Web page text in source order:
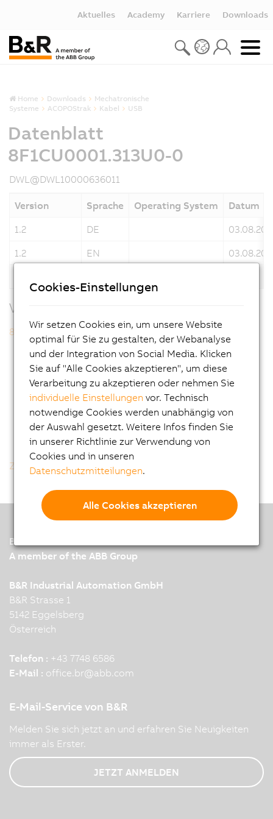
Aktuelles Academy Karriere Downloads
Home Downloads
Mechatronische
Systeme
ACOPOStrak Kabel USB
Datenblatt
8F1CU0001.313U0-0
DWL@DWL10000636011
Version Sprache Operating System
Datum
1.2
DE
1.2
EN
Verwandte Produkte
8F1CU0001.313U0-0
Zurück zur Gesamtliste
B&R
A member of the ABB Group
B&R Industrial Automation GmbH
B&R Strasse 1
5142 Eggelsberg
Österreich
Telefon : +43 7748 6586
E-Mail : office.br@abb.com
E-Mail-Service von B&R
Melden Sie sich jetzt an und erfahren Sie Neuigkeiten
immer als Erster.
JETZT ANMELDEN
Cookies-Einstellungen
Wir setzen Cookies ein, um unsere Website
optimal für Sie zu gestalten, der Webanalyse
und der Integration von Social Media. Klicken
Sie auf "Alle Cookies akzeptieren", um diese
Verarbeitung zu akzeptieren oder nehmen Sie
individuelle Einstellungen vor. Technisch
notwendige Cookies werden unabhängig von
der Auswahl gesetzt. Weitere Infos finden Sie
in unserer Richtlinie zur Verwendung von
Cookies und in unseren
Datenschutzmitteilungen.
Alle Cookies akzeptieren